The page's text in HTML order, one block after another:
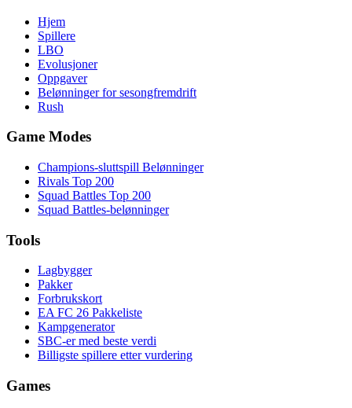
Hjem
Spillere
LBO
Evolusjoner
Oppgaver
Belønninger for sesongfremdrift
Rush
Game Modes
Champions-sluttspill Belønninger
Rivals Top 200
Squad Battles Top 200
Squad Battles-belønninger
Tools
Lagbygger
Pakker
Forbrukskort
EA FC 26 Pakkeliste
Kampgenerator
SBC-er med beste verdi
Billigste spillere etter vurdering
Games